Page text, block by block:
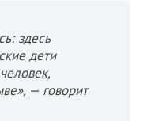
здесь
дети
— говорит